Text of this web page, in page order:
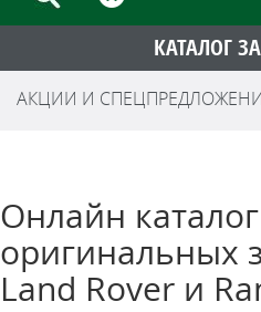
КАТАЛОГ
АКЦИИ И
Онлайн каталог
оригинальных
Land Rover и